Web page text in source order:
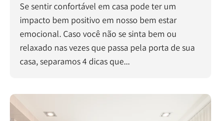
Se sentir confortável em casa pode ter um
impacto bem positivo em nosso bem estar
emocional. Caso você não se sinta bem ou
relaxado nas vezes que passa pela porta de sua
casa, separamos 4 dicas que...